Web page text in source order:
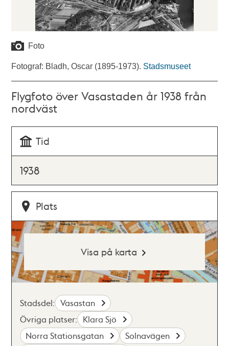
Foto
Fotograf: Bladh, Oscar (1895-1973). Stadsmuseet
Flygfoto över Vasastaden år 1938 från
nordväst
Tid
1938
Plats
Visa på karta
Stadsdel: Vasastan
Övriga platser: Klara Sjö
Norra Stationsgatan
Solnavägen